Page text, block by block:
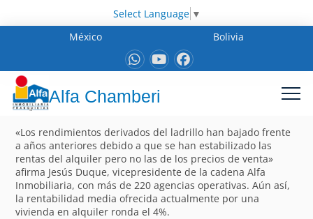
Select Language ▼
México
Bolivia
Alfa Chamberi
«Los rendimientos derivados del ladrillo han bajado frente
a años anteriores debido a que se han estabilizado las
rentas del alquiler pero no las de los precios de venta»
afirma Jesús Duque, vicepresidente de la cadena Alfa
Inmobiliaria, con más de 220 agencias operativas. Aún así,
la rentabilidad media ofrecida actualmente por una
vivienda en alquiler ronda el 4%.